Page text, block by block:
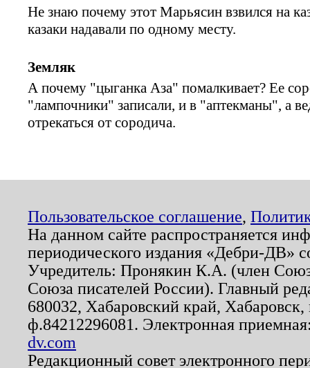
Не знаю почему этот Марьясин взвился на
казаки надавали по одному месту.
Земляк
А почему "цыганка Аза" помалкивает? Ее
"лампочники" записали, и в "аптекманы", а
отрекаться от сородича.
Пользовательское соглашение,
На данном сайте распространяется
периодического издания «Дебри-ДВ»
Учредитель: Пронякин К.А. (член
Союза писателей России). Главный
680032, Хабаровский край,
ф.84212296081. Электронная
dv.com
Редакционный совет электронного